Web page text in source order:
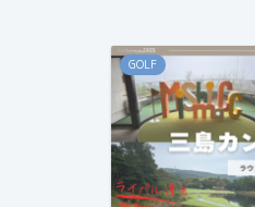
GOLF